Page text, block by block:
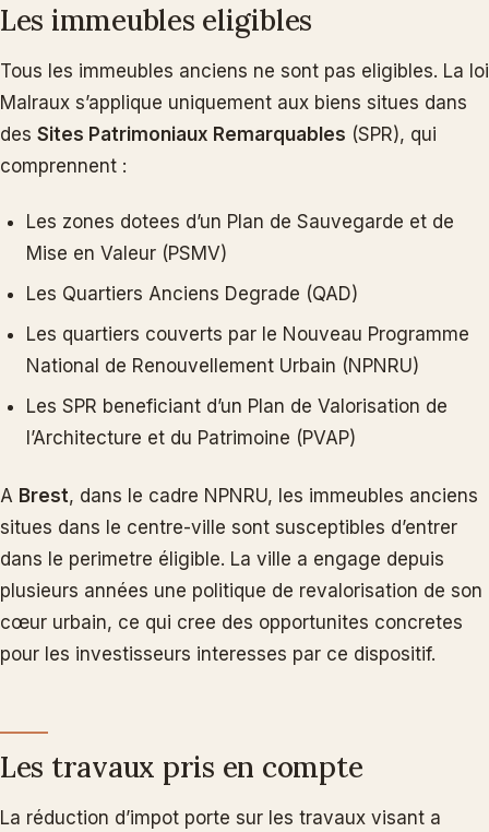
Les immeubles eligibles
Tous les immeubles anciens ne sont pas eligibles. La loi
Malraux s’applique uniquement aux biens situes dans
des Sites Patrimoniaux Remarquables (SPR), qui
comprennent :
Les zones dotees d’un Plan de Sauvegarde et de
Mise en Valeur (PSMV)
Les Quartiers Anciens Degrade (QAD)
Les quartiers couverts par le Nouveau Programme
National de Renouvellement Urbain (NPNRU)
Les SPR beneficiant d’un Plan de Valorisation de
l’Architecture et du Patrimoine (PVAP)
A Brest, dans le cadre NPNRU, les immeubles anciens
situes dans le centre-ville sont susceptibles d’entrer
dans le perimetre éligible. La ville a engage depuis
plusieurs années une politique de revalorisation de son
cœur urbain, ce qui cree des opportunites concretes
pour les investisseurs interesses par ce dispositif.
Les travaux pris en compte
La réduction d’impot porte sur les travaux visant a